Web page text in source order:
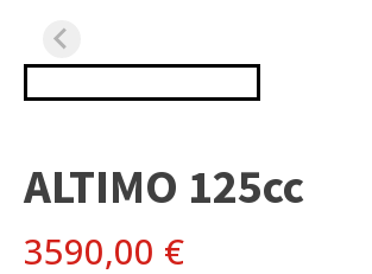
ALTIMO 125cc
3590,00 €